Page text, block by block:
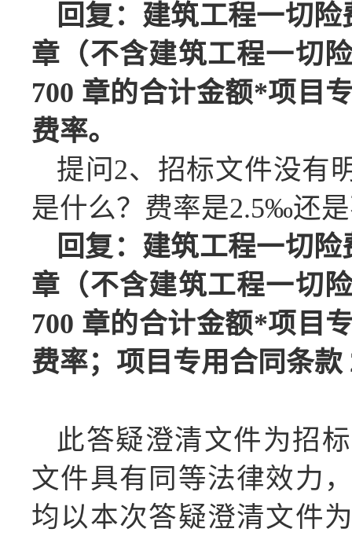
回复：建筑工程一切
章（不含建筑工程一切
700 章的合计金额*项目
费率。
提问2、招标文件没有
是什么？费率是2.5‰还
回复：建筑工程一切
章（不含建筑工程一切
700 章的合计金额*项目
费率； 项目专用合同条款
此答疑澄清文件为招
文件具有同等法律效力
均以本次答疑澄清文件